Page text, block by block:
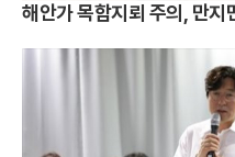
해안가 목함지뢰 주의, 만지